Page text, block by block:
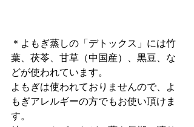
＊よもぎ蒸しの「デトックス」には竹
葉、茯苓、甘草（中国産）、黒豆、な
どが使われています。
よもぎは使われておりませんので、よ
もぎアレルギーの方でもお使い頂けま
す。